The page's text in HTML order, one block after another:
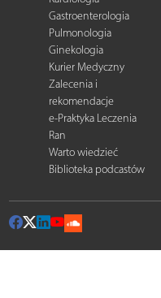
Gastroenterologia
Pulmonologia
Ginekologia
Kurier Medyczny
Zalecenia i
rekomendacje
e-Praktyka Leczenia
Ran
Warto wiedzieć
Biblioteka podcastów